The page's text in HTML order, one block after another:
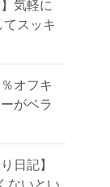
気軽に
スッキ
オフキ
がベラ
日記】
ないとい